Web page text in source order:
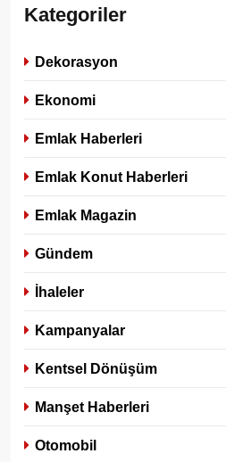
Kategoriler
Dekorasyon
Ekonomi
Emlak Haberleri
Emlak Konut Haberleri
Emlak Magazin
Gündem
İhaleler
Kampanyalar
Kentsel Dönüşüm
Manşet Haberleri
Otomobil